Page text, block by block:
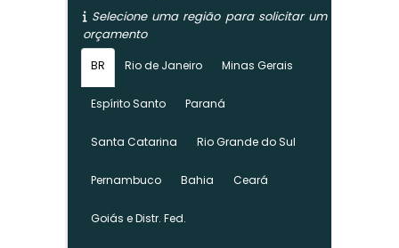
Selecione uma região para solicitar um
orçamento
BR Rio de Janeiro Minas Gerais
Espírito Santo Paraná
Santa Catarina Rio Grande do Sul
Pernambuco Bahia Ceará
Goiás e Distr. Fed.